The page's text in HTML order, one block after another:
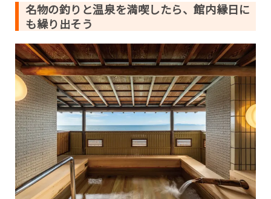
名物の釣りと温泉を満喫したら、館内縁日に
も繰り出そう